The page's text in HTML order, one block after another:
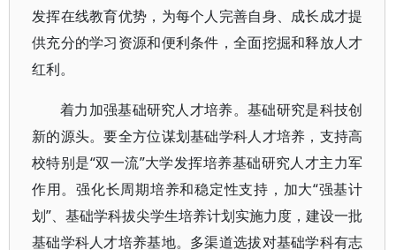
发挥在线教育优势，为每个人完善自身、成长成才提
供充分的学习资源和便利条件，全面挖掘和释放人才
红利。
着力加强基础研究人才培养。基础研究是科技创
新的源头。要全方位谋划基础学科人才培养，支持高
校特别是“双一流”大学发挥培养基础研究人才主力军
作用。强化长周期培养和稳定性支持，加大“强基计
划”、基础学科拔尖学生培养计划实施力度，建设一批
基础学科人才培养基地。多渠道选拔对基础学科有志